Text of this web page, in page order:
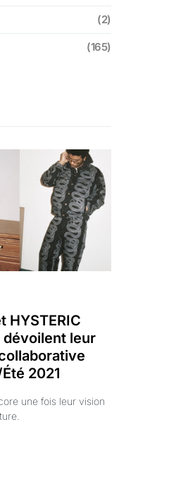
(2)
(165)
HYSTERIC
dévoilent leur
2021
une fois leur vision